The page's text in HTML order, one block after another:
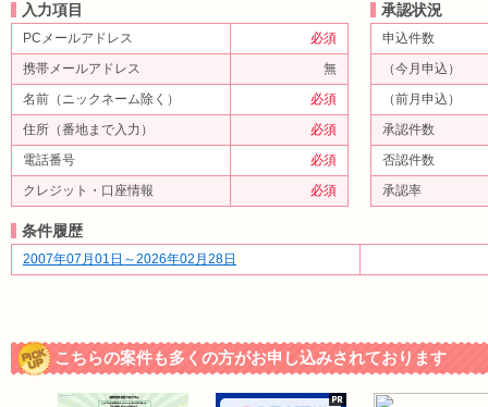
入力項目
PCメールアドレス
必須
携帯メールアドレス
無
名前（ニックネーム除く）
必須
住所（番地まで入力）
必須
電話番号
必須
クレジット・口座情報
必須
承認状況
申込件数
（今月申込）
（前月申込）
承認件数
否認件数
承認率
条件履歴
2007年07月01日～2026年02月28日
こちらの案件も多くの方がお申し込みされております